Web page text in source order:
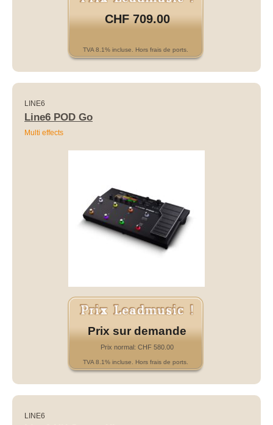
CHF 709.00
TVA 8.1% incluse. Hors frais de ports.
LINE6
Line6 POD Go
Multi effects
Prix sur demande
Prix normal: CHF 580.00
TVA 8.1% incluse. Hors frais de ports.
LINE6